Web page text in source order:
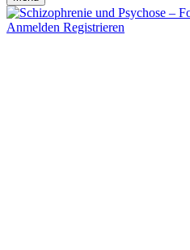
Anmelden Registrieren